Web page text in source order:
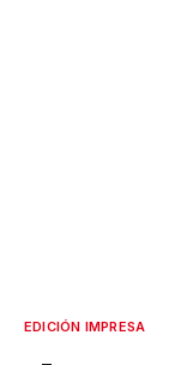
EDICIÓN IMPRESA